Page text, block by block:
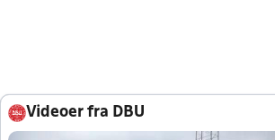
Videoer fra DBU